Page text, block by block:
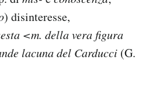
) disinteresse,
<m. della vera figura
lacuna del Carducci (G.